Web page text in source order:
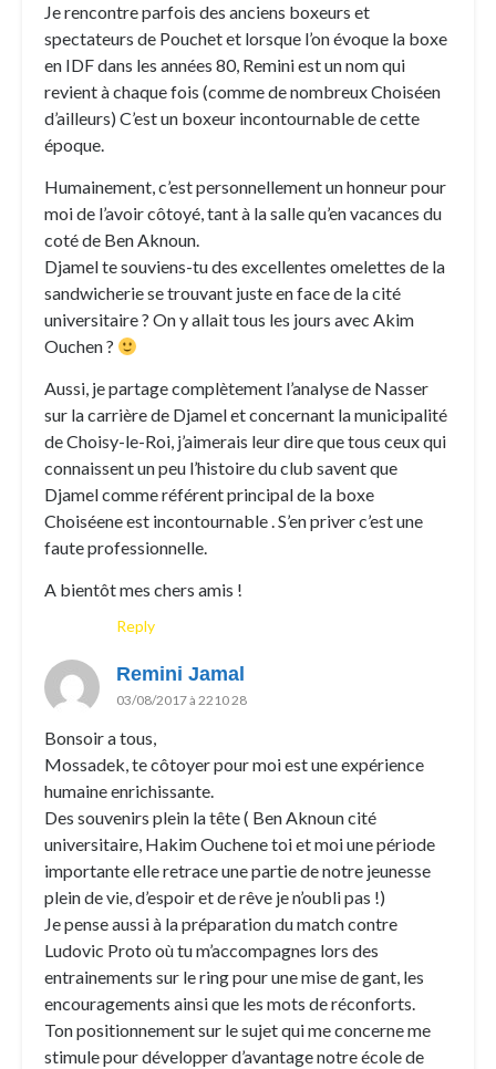
Je rencontre parfois des anciens boxeurs et
spectateurs de Pouchet et lorsque l’on évoque la boxe
en IDF dans les années 80, Remini est un nom qui
revient à chaque fois (comme de nombreux Choiséen
d’ailleurs) C’est un boxeur incontournable de cette
époque.
Humainement, c’est personnellement un honneur pour
moi de l’avoir côtoyé, tant à la salle qu’en vacances du
coté de Ben Aknoun.
Djamel te souviens-tu des excellentes omelettes de la
sandwicherie se trouvant juste en face de la cité
universitaire ? On y allait tous les jours avec Akim
Ouchen ?
Aussi, je partage complètement l’analyse de Nasser
sur la carrière de Djamel et concernant la municipalité
de Choisy-le-Roi, j’aimerais leur dire que tous ceux qui
connaissent un peu l’histoire du club savent que
Djamel comme référent principal de la boxe
Choiséene est incontournable . S’en priver c’est une
faute professionnelle.
A bientôt mes chers amis !
Reply
Remini Jamal
03/08/2017 à 2210 28
Bonsoir a tous,
Mossadek, te côtoyer pour moi est une expérience
humaine enrichissante.
Des souvenirs plein la tête ( Ben Aknoun cité
universitaire, Hakim Ouchene toi et moi une période
importante elle retrace une partie de notre jeunesse
plein de vie, d’espoir et de rêve je n’oubli pas !)
Je pense aussi à la préparation du match contre
Ludovic Proto où tu m’accompagnes lors des
entrainements sur le ring pour une mise de gant, les
encouragements ainsi que les mots de réconforts.
Ton positionnement sur le sujet qui me concerne me
stimule pour développer d’avantage notre école de